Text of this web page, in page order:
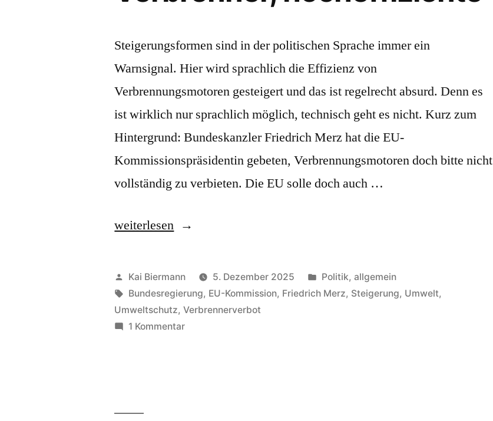
Steigerungsformen sind in der politischen Sprache immer ein
Warnsignal. Hier wird sprachlich die Effizienz von
Verbrennungsmotoren gesteigert und das ist regelrecht absurd. Denn es
ist wirklich nur sprachlich möglich, technisch geht es nicht. Kurz zum
Hintergrund: Bundeskanzler Friedrich Merz hat die EU-
Kommissionspräsidentin gebeten, Verbrennungsmotoren doch bitte nicht
vollständig zu verbieten. Die EU solle doch auch …
„Verbrenner,
weiterlesen
Veröffentlicht
von
Kai Biermann 5. Dezember 2025
Veröffentlicht
in
Politik, allgemein
Schlagwörter:
Bundesregierung, EU-Kommission, Friedrich Merz, Steigerung, Umwelt,
Umweltschutz,Verbrennerverbot
1 Kommentarzu